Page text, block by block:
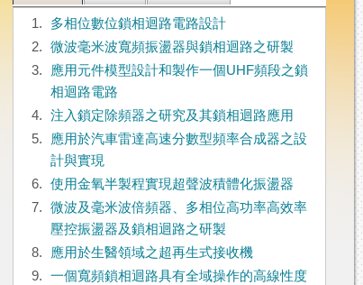
1.
多相位數位鎖相迴路電路設計
2.
微波毫米波寬頻振盪器與鎖相迴路之研製
3.
應用元件模型設計和製作一個UHF頻段之鎖
相迴路電路
4.
注入鎖定除頻器之研究及其鎖相迴路應用
5.
應用於汽車雷達高速分數型頻率合成器之設
計與實現
6.
使用金氧半製程實現超聲波積體化振盪器
7.
微波及毫米波倍頻器、多相位高功率高效率
壓控振盪器及鎖相迴路之研製
8.
應用於生醫領域之超再生式接收機
9.
一個寬頻鎖相迴路具有全域操作的高線性度